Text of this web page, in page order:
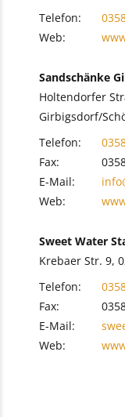
Telefon:
Web:
Sandschänke
Holtendorfer
Girbigsdorf/
Telefon:
Fax:
E-Mail:
Web:
Sweet Water
Krebaer Str. 9,
Telefon:
Fax:
E-Mail:
Web: